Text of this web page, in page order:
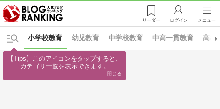
リーダー ログイン メニュー
幼児教育
小学校教育 中学校教育 中高一貫教育 高校
【Tips】このアイコンをタップすると、
カテゴリ一覧を表示できます。
閉じる